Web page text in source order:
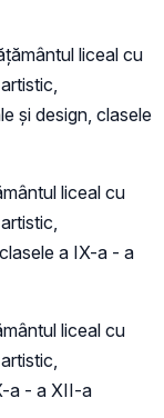
liceal cu
și design, clasele
liceal cu
a IX-a - a
liceal cu
a - a XII-a